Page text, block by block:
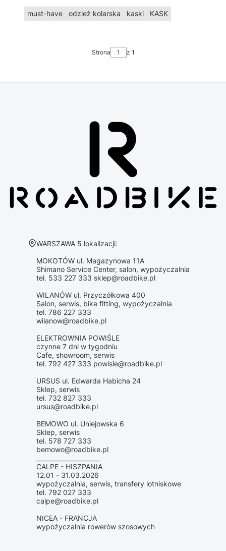
must-have odzież kolarska kaski KASK
Strona z 1
Adres:
WARSZAWA 5 lokalizacji:
MOKOTÓW ul. Magazynowa 11A
Shimano Service Center, salon, wypożyczalnia
tel. 533 227 333 sklep@roadbike.pl
WILANÓW ul. Przyczółkowa 400
Salon, serwis, bike fitting, wypożyczalnia
tel. 786 227 333
wilanow@roadbike.pl
ELEKTROWNIA POWIŚLE
czynne 7 dni w tygodniu
Cafe, showroom, serwis
tel. 792 427 333 powisle@roadbike.pl
URSUS ul. Edwarda Habicha 24
Sklep, serwis
tel. 732 827 333
ursus@roadbike.pl
BEMOWO ul. Uniejowska 6
Sklep, serwis
tel. 578 727 333
bemowo@roadbike.pl
CALPE - HISZPANIA
12.01 - 31.03.2026
wypożyczalnia, serwis, transfery lotniskowe
tel. 792 027 333
calpe@roadbike.pl
NICEA - FRANCJA
wypożyczalnia rowerów szosowych